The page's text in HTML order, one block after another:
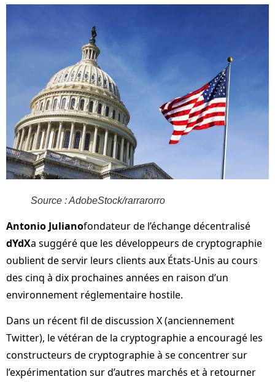
Source : AdobeStock/rarrarorro
Antonio Julianofondateur de l’échange décentralisé
dYdXa suggéré que les développeurs de cryptographie
oublient de servir leurs clients aux États-Unis au cours
des cinq à dix prochaines années en raison d’un
environnement réglementaire hostile.
Dans un récent fil de discussion X (anciennement
Twitter), le vétéran de la cryptographie a encouragé les
constructeurs de cryptographie à se concentrer sur
l’expérimentation sur d’autres marchés et à retourner